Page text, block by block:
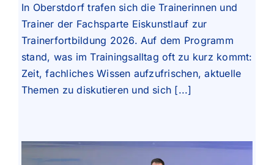
In Oberstdorf trafen sich die Trainerinnen und
Trainer der Fachsparte Eiskunstlauf zur
Trainerfortbildung 2026. Auf dem Programm
stand, was im Trainingsalltag oft zu kurz kommt:
Zeit, fachliches Wissen aufzufrischen, aktuelle
Themen zu diskutieren und sich [...]